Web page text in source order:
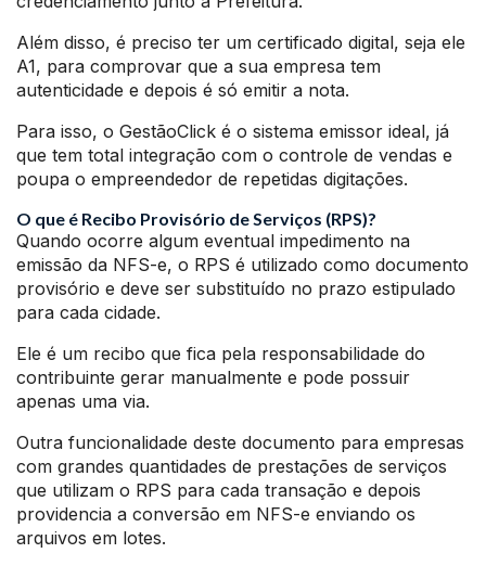
Além disso, é preciso ter um certificado digital, seja ele
A1, para comprovar que a sua empresa tem
autenticidade e depois é só emitir a nota.
Para isso, o GestãoClick é o sistema emissor ideal, já
que tem total integração com o controle de vendas e
poupa o empreendedor de repetidas digitações.
O que é Recibo Provisório de Serviços (RPS)?
Quando ocorre algum eventual impedimento na
emissão da NFS-e, o RPS é utilizado como documento
provisório e deve ser substituído no prazo estipulado
para cada cidade.
Ele é um recibo que fica pela responsabilidade do
contribuinte gerar manualmente e pode possuir
apenas uma via.
Outra funcionalidade deste documento para empresas
com grandes quantidades de prestações de serviços
que utilizam o RPS para cada transação e depois
providencia a conversão em NFS-e enviando os
arquivos em lotes.